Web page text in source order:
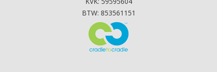
BTW: 853561151